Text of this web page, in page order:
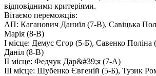
відповідними критеріями.
Вітаємо переможців:
АП: Каганович Даниїл (7-В), Савіцька
Марія (8-В)
І місце: Демус Єгор (5-Б), Савенко
Даніл (8-В)
ІІ місце: Федчук Дар&#39;я (7-А)
ІІІ місце: Шубенко Євгеній (5-Б), Тузик